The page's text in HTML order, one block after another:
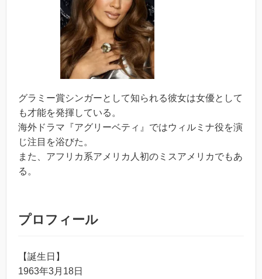
グラミー賞シンガーとして知られる彼女は女優として
も才能を発揮している。
海外ドラマ『アグリーベティ』ではウィルミナ役を演
じ注目を浴びた。
また、アフリカ系アメリカ人初のミスアメリカでもあ
る。
プロフィール
【誕生日】
1963年3月18日